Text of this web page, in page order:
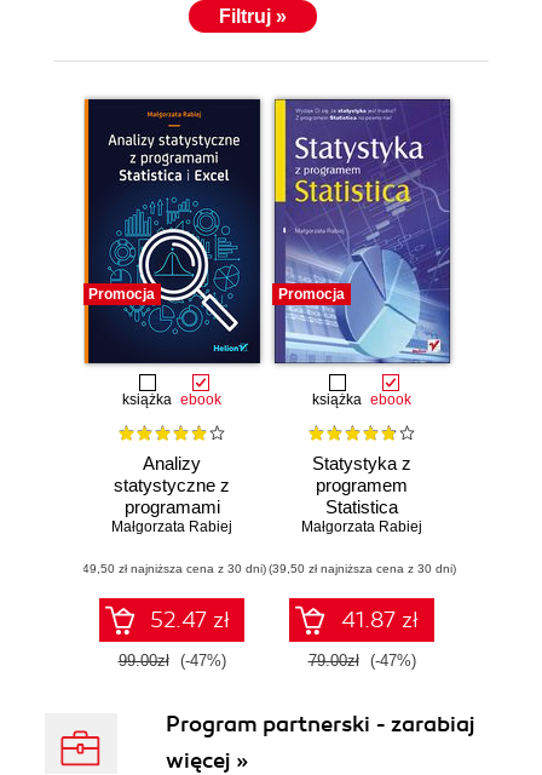
Filtruj »
Promocja
książka ebook
Analizy
statystyczne z
programami
Statistica i Excel
Małgorzata Rabiej
(49,50 zł najniższa cena z 30 dni)
52.47 zł
99.00zł (-47%)
Promocja
książka ebook
Statystyka z
programem
Statistica
Małgorzata Rabiej
(39,50 zł najniższa cena z 30 dni)
41.87 zł
79.00zł (-47%)
Program partnerski - zarabiaj
więcej »